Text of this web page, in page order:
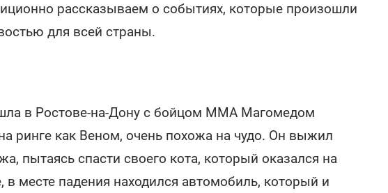
рассказываем о событиях, которые произошли
для всей страны.
в Ростове-на-Дону с бойцом MMA Магомедом
ринге как Веном, очень похожа на чудо. Он выжил
пытаясь спасти своего кота, который оказался на
в месте падения находился автомобиль, который и